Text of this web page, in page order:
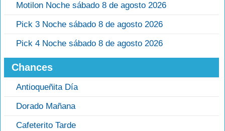
Motilon Noche sábado 8 de agosto 2026
Pick 3 Noche sábado 8 de agosto 2026
Pick 4 Noche sábado 8 de agosto 2026
Chances
Antioqueñita Día
Dorado Mañana
Cafeterito Tarde